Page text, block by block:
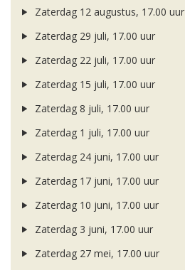
Zaterdag 12 augustus, 17.00 uur
Zaterdag 29 juli, 17.00 uur
Zaterdag 22 juli, 17.00 uur
Zaterdag 15 juli, 17.00 uur
Zaterdag 8 juli, 17.00 uur
Zaterdag 1 juli, 17.00 uur
Zaterdag 24 juni, 17.00 uur
Zaterdag 17 juni, 17.00 uur
Zaterdag 10 juni, 17.00 uur
Zaterdag 3 juni, 17.00 uur
Zaterdag 27 mei, 17.00 uur